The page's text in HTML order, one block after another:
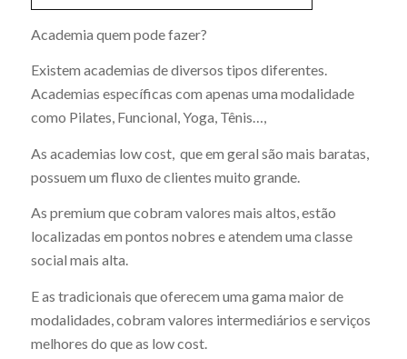
Academia quem pode fazer?
Existem academias de diversos tipos diferentes.
Academias específicas com apenas uma modalidade
como Pilates, Funcional, Yoga, Tênis…,
As academias low cost, que em geral são mais baratas,
possuem um fluxo de clientes muito grande.
As premium que cobram valores mais altos, estão
localizadas em pontos nobres e atendem uma classe
social mais alta.
E as tradicionais que oferecem uma gama maior de
modalidades, cobram valores intermediários e serviços
melhores do que as low cost.